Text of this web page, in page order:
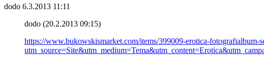
dodo 6.3.2013 11:11
dodo (20.2.2013 09:15)
https://www.bukowskismarket.com/items/399009-erotica-fotografialbum-